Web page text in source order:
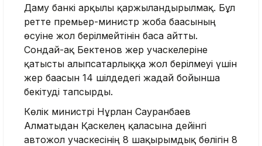
Даму банкі арқылы қаржыландырылмақ. Бұл
ретте премьер-министр жоба бағасының
өсуіне жол берілмейтінін баса айтты.
Сондай-ақ Бектенов жер учаскелеріне
қатысты алыпсатарлыққа жол берілмеуі үшін
жер бағасын 14 шілдедегі жағдай бойынша
бекітуді тапсырды.
Көлік министрі Нұрлан Сауранбаев
Алматыдан Қаскелең қаласына дейінгі
автожол учаскесінің 8 шақырымдық бөлігін 8